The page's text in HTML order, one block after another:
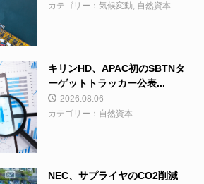
カテゴリー：気候変動, 自然資本
キリンHD、APAC初のSBTNタ
ーゲットトラッカー公表...
2026.08.06
カテゴリー：自然資本
NEC、サプライヤのCO2削減